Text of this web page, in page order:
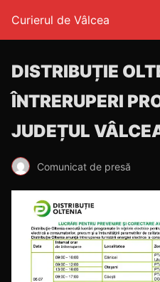
Curierul de Vâlcea
DISTRIBUȚIE
ÎNTRERUPERI
JUDEȚUL
Comunicat de presă